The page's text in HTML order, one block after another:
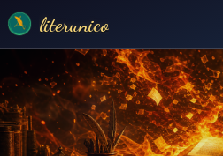
literunico